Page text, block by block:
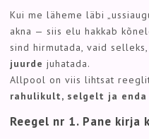
Kui me läheme läbi
akna — siis elu hakkab
sind hirmutada, vaid
juurde juhatada.
Allpool on viis lihtsat
rahulikult, selgelt ja enda
Reegel nr 1. Pane kirja